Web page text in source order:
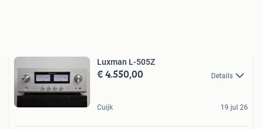
Luxman L-505Z
€ 4.550,00 Details
Cuijk 19 jul 26